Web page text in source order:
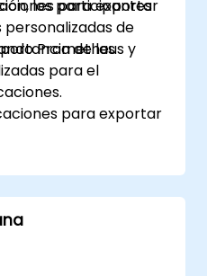
para exportar
de
Prometheus y
los participantes
de las
para el
para exportar
en
visualizar las
dentro del ciclo de